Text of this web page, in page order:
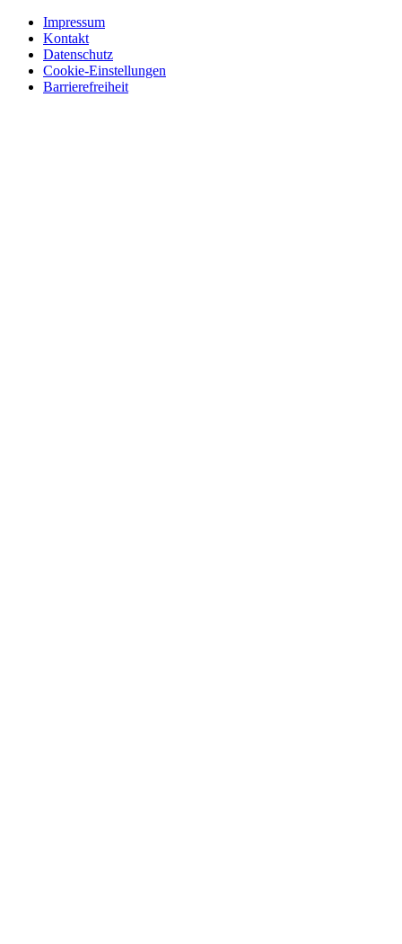
Impressum
Kontakt
Datenschutz
Cookie-Einstellungen
Barrierefreiheit